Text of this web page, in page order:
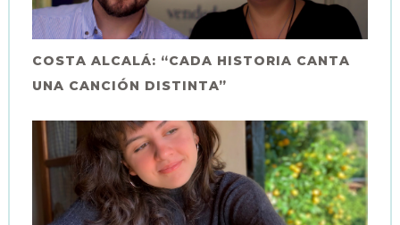
COSTA ALCALÁ: “CADA HISTORIA CANTA
UNA CANCIÓN DISTINTA”